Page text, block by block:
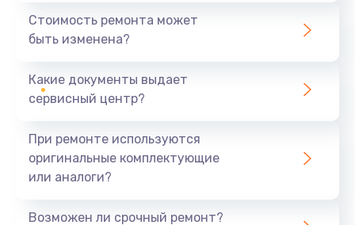
600 руб.
Ремонт платы управления (восстановление)
Заказать
Замена ультразвуковой головки
Стоимость ремонта может
быть изменена?
Какие документы выдает
сервисный центр?
При ремонте используются
оригинальные комплектующие
или аналоги?
Возможен ли срочный ремонт?